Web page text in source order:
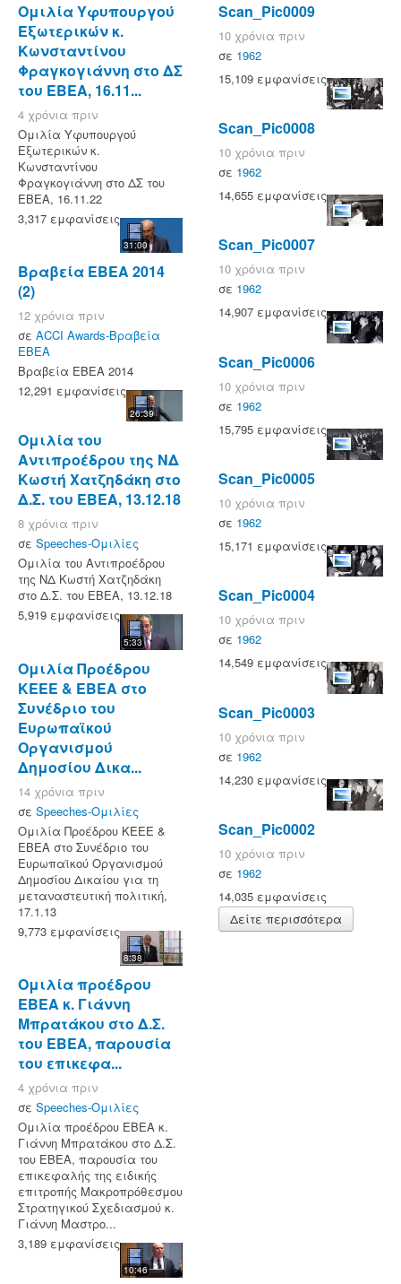
Ομιλία Υφυπουργού
Εξωτερικών κ.
Κωνσταντίνου
Φραγκογιάννη στο ΔΣ
του ΕΒΕΑ, 16.11...
4 χρόνια πριν
Ομιλία Υφυπουργού
Εξωτερικών κ.
Κωνσταντίνου
Φραγκογιάννη στο ΔΣ του
ΕΒΕΑ, 16.11.22
3,317 εμφανίσεις
31:00
Βραβεία ΕΒΕΑ 2014
(2)
12 χρόνια πριν
σε ACCI Awards-Βραβεία
ΕΒΕΑ
Βραβεία ΕΒΕΑ 2014
12,291 εμφανίσεις
26:39
Ομιλία του
Αντιπροέδρου της ΝΔ
Κωστή Χατζηδάκη στο
Δ.Σ. του ΕΒΕΑ, 13.12.18
8 χρόνια πριν
σε Speeches-Ομιλίες
Ομιλία του Αντιπροέδρου
της ΝΔ Κωστή Χατζηδάκη
στο Δ.Σ. του ΕΒΕΑ, 13.12.18
5,919 εμφανίσεις
5:33
Ομιλία Προέδρου
ΚΕΕΕ & ΕΒΕΑ στο
Συνέδριο του
Ευρωπαϊκού
Οργανισμού
Δημοσίου Δικα...
14 χρόνια πριν
σε Speeches-Ομιλίες
Ομιλία Προέδρου ΚΕΕΕ &
ΕΒΕΑ στο Συνέδριο του
Ευρωπαϊκού Οργανισμού
Δημοσίου Δικαίου για τη
μεταναστευτική πολιτική,
17.1.13
9,773 εμφανίσεις
8:38
Ομιλία προέδρου
ΕΒΕΑ κ. Γιάννη
Μπρατάκου στο Δ.Σ.
του ΕΒΕΑ, παρουσία
του επικεφα...
4 χρόνια πριν
σε Speeches-Ομιλίες
Ομιλία προέδρου ΕΒΕΑ κ.
Γιάννη Μπρατάκου στο Δ.Σ.
του ΕΒΕΑ, παρουσία του
επικεφαλής της ειδικής
επιτροπής Μακροπρόθεσμου
Στρατηγικού Σχεδιασμού κ.
Γιάννη Μαστρο...
3,189 εμφανίσεις
10:46
Scan_Pic0009
10 χρόνια πριν
σε 1962
15,109 εμφανίσεις
Scan_Pic0008
10 χρόνια πριν
σε 1962
14,655 εμφανίσεις
Scan_Pic0007
10 χρόνια πριν
σε 1962
14,907 εμφανίσεις
Scan_Pic0006
10 χρόνια πριν
σε 1962
15,795 εμφανίσεις
Scan_Pic0005
10 χρόνια πριν
σε 1962
15,171 εμφανίσεις
Scan_Pic0004
10 χρόνια πριν
σε 1962
14,549 εμφανίσεις
Scan_Pic0003
10 χρόνια πριν
σε 1962
14,230 εμφανίσεις
Scan_Pic0002
10 χρόνια πριν
σε 1962
14,035 εμφανίσεις
Δείτε περισσότερα